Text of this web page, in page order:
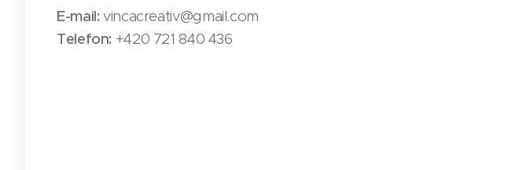
E-mail: vincacreativ@gmail.com
Telefon: +420 721 840 436